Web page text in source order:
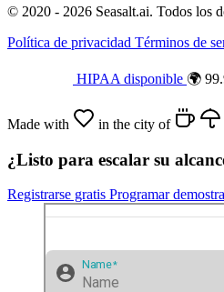
© 2020 - 2026 Seasalt.ai. Todos los
Política de privacidad Términos de
HIPAA disponible 🌍
Made with in the city of
¿Listo para escalar su
Registrarse gratis Programar